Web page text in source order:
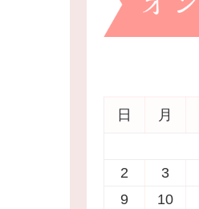
日
月
2
3
9
10